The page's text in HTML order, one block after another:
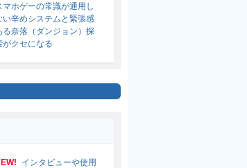
マホゲーの常識が通用し
い辛めシステムと緊張感
る奈落（ダンジョン）探
がクセになる
インタビューや使用